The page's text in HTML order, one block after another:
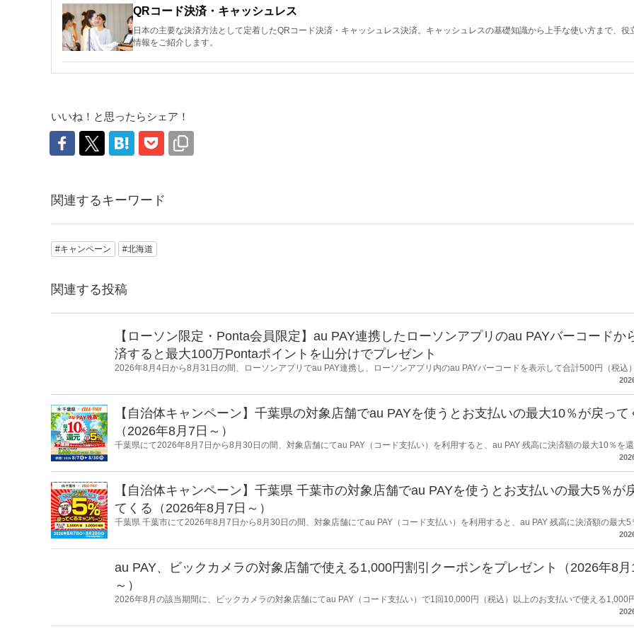
QRコード決済・キャッシュレス
日本の主要な決済方法として定着したQRコード決済・キャッシュレス決済。キャッシュレスの基礎知識から上手な使い方まで、役
情報をご紹介します。
いいね！と思ったらシェア！
関連するキーワード
#キャンペーン #北海道
関連する投稿
【ローソン限定・Ponta会員限定】au PAY連携したローソンアプリのau PAYバーコードか
済すると最大100万Pontaポイントを山分けでプレゼント
2026年8月4日から8月31日の間、ローソンアプリでau PAY連携し、ローソンアプリ内のau PAYバーコードを表示して合計500円（税込
【自治体キャンペーン】千葉県の対象店舗でau PAYを使うとお支払いの最大10％が戻って
（2026年8月7日～）
千葉県にて2026年8月7日から8月30日の間、対象店舗にてau PAY（コード支払い）を利用すると、au PAY 残高に決済額の最大10％を
【自治体キャンペーン】千葉県 千葉市の対象店舗でau PAYを使うとお支払いの最大5％が
てくる（2026年8月7日～）
千葉県 千葉市にて2026年8月7日から8月30日の間、対象店舗にてau PAY（コード支払い）を利用すると、au PAY 残高に決済額の最大5
au PAY、ビックカメラの対象店舗で使える1,000円割引クーポンをプレゼント（2026年8月
～）
2026年8月の該当期間に、ビックカメラの対象店舗にてau PAY（コード支払い）で1回10,000円（税込）以上のお支払いで使える1,000